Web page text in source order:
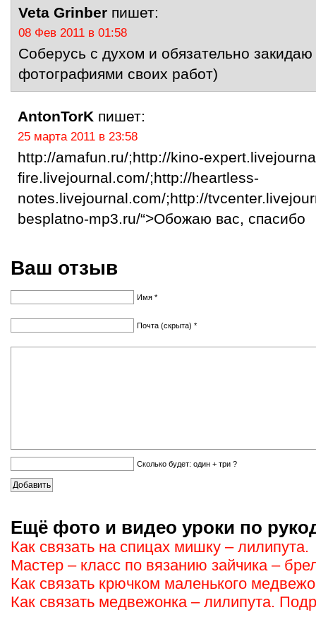
Veta Grinber пишет:
08 Фев 2011 в 01:58
Соберусь с духом и обязательно
фотографиями своих работ)
AntonTorK пишет:
25 марта 2011 в 23:58
http://amafun.ru/;http://kino-
fire.livejournal.com/;http://heartless-
notes.livejournal.com/;http://
besplatno-mp3.ru/“>Обожаю вас, спасибо
Ваш отзыв
Имя *
Почта (скрыта) *
Сколько будет: один + три ?
Ещё фото и видео уроки по
Как связать на спицах мишку – лилипута.
Мастер – класс по вязанию зайчика –
Как связать крючком маленького
Как связать медвежонка – лилипута.